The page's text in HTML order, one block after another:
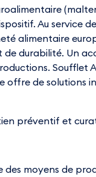
Au service
alimentaire
durabilité. Un
offre de
préventif et
moyens de